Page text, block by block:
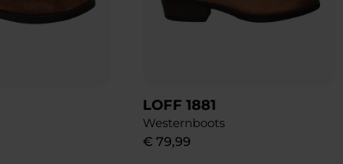
LOFF 1881
Westernboots
€ 79,99